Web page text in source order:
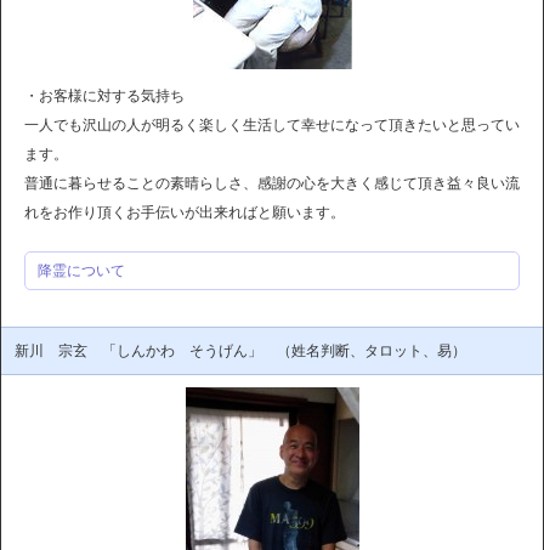
・お客様に対する気持ち
一人でも沢山の人が明るく楽しく生活して幸せになって頂きたいと思ってい
ます。
普通に暮らせることの素晴らしさ、感謝の心を大きく感じて頂き益々良い流
れをお作り頂くお手伝いが出来ればと願います。
降霊について
新川 宗玄 「しんかわ そうげん」 （姓名判断、タロット、易）